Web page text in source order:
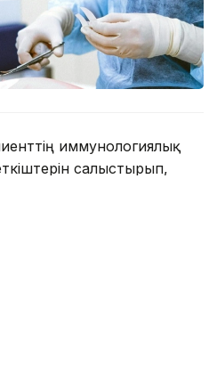
иммунологиялық
салыстырып,